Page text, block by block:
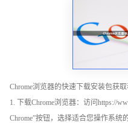
Chrome浏览器的快速下载安装包获取
1. 下载Chrome浏览器：访问https://
Chrome”按钮，选择适合您操作系统